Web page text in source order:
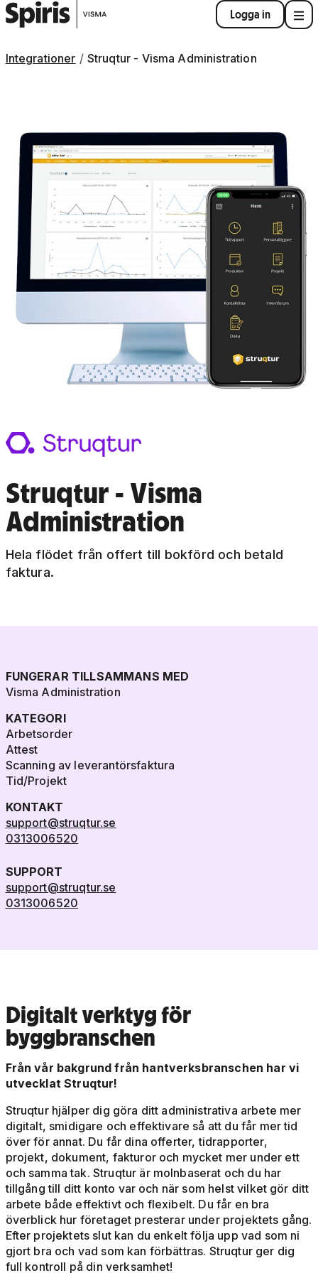
Logga in
Integrationer Struqtur - Visma Administration
Struqtur - Visma
Administration
Hela flödet från offert till bokförd och betald
faktura.
FUNGERAR TILLSAMMANS MED
Visma Administration
KATEGORI
Arbetsorder
Attest
Scanning av leverantörsfaktura
Tid/Projekt
KONTAKT
support@struqtur.se
0313006520
SUPPORT
support@struqtur.se
0313006520
Digitalt verktyg för
byggbranschen
Från vår bakgrund från hantverksbranschen har vi
utvecklat Struqtur!
Struqtur hjälper dig göra ditt administrativa arbete mer
digitalt, smidigare och effektivare så att du får mer tid
över för annat. Du får dina offerter, tidrapporter,
projekt, dokument, fakturor och mycket mer under ett
och samma tak. Struqtur är molnbaserat och du har
tillgång till ditt konto var och när som helst vilket gör ditt
arbete både effektivt och flexibelt. Du får en bra
överblick hur företaget presterar under projektets gång.
Efter projektets slut kan du enkelt följa upp vad som ni
gjort bra och vad som kan förbättras. Struqtur ger dig
full kontroll på din verksamhet!